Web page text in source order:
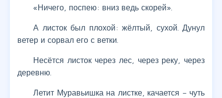
«Ничего, поспею: вниз ведь скорей».
А листок был плохой: жёлтый, сухой. Дунул
ветер и сорвал его с ветки.
Несётся листок через лес, через реку, через
деревню.
Летит Муравьишка на листке, качается – чуть